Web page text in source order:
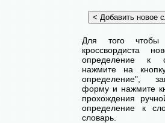
Для того чтобы
кроссвордиста
определение к
нажмите на
определение",
форму и нажмите
прохождения
определение к
словарь.